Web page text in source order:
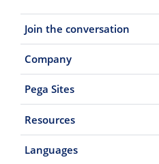
Join the conversation
Company
Pega Sites
Resources
Languages